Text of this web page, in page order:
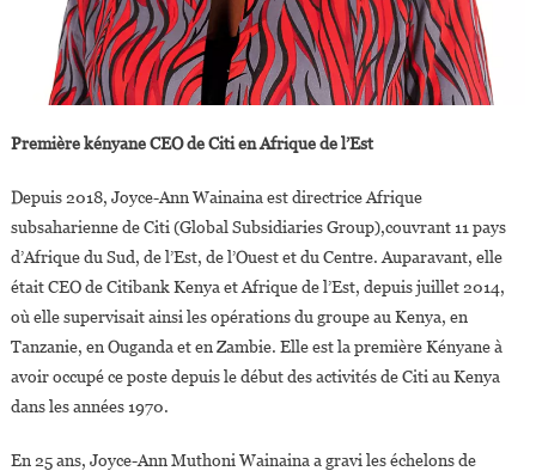
Première kényane CEO de Citi en Afrique de l’Est
Depuis 2018, Joyce-Ann Wainaina est directrice Afrique
subsaharienne de Citi (Global Subsidiaries Group),couvrant 11 pays
d’Afrique du Sud, de l’Est, de l’Ouest et du Centre. Auparavant, elle
était CEO de Citibank Kenya et Afrique de l’Est, depuis juillet 2014,
où elle supervisait ainsi les opérations du groupe au Kenya, en
Tanzanie, en Ouganda et en Zambie. Elle est la première Kényane à
avoir occupé ce poste depuis le début des activités de Citi au Kenya
dans les années 1970.
En 25 ans, Joyce-Ann Muthoni Wainaina a gravi les échelons de